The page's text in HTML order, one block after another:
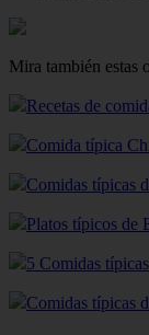
Mira también estas
Recetas de
Comida típica
Comidas típicas
Platos típicos de
5 Comidas
Comidas típicas